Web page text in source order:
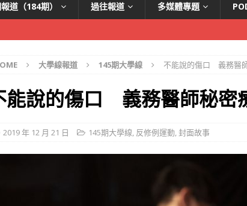
道（184期） 過往報道 多媒體專題
大學線報道 145期大學線 不能說的傷口 義務醫
能說的傷口 義務醫師秘密
2019 年 12 月 21 日 145期大學線, 反修例運動,封面故事